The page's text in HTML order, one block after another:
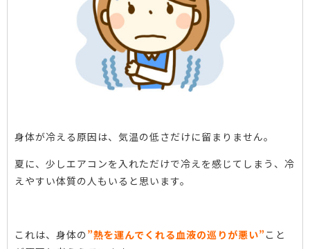
身体が冷える原因は、気温の低さだけに留まりません。
夏に、少しエアコンを入れただけで冷えを感じてしまう、冷
えやすい体質の人もいると思います。
これは、身体の ”熱を運んでくれる血液の巡り が悪い”こと